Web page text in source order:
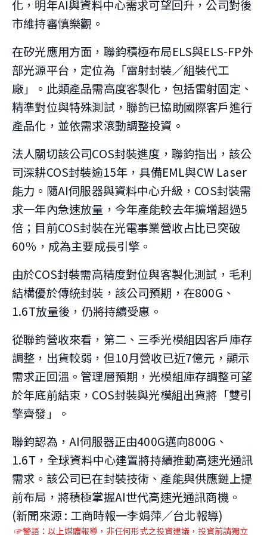
化，明年AI與資料中心需求可望回升，公司對後
市維持審慎樂觀。
在矽光應用方面，聯鈞積極布局ELS與ELS-FP外
部光源平台，定位為「雷射封裝／組裝代工
廠」。此類產品需高度客製化，包括雷射固定、
精準對位與特殊測試，聯鈞已協助國際客戶進行
產品化，並依需求滾動調整投資。
法人關切該公司COS封裝進度，聯鈞指出，該公
司深耕COS封裝逾15年，具備EML與CW Laser
能力。隨AI伺服器與資料中心升級，COS封裝需
求一年內急速放量，今年產能較去年擴增超過5
倍；目前COS封裝在光電事業營收占比已突破
60％，成為主要成長引擎。
由於COS封裝需高精度對位與客製化測試，毛利
結構優於傳統封裝，該公司預期，在800G、
1.6T放量後，仍將持續受惠。
從聯鈞營收來看，第二、三季光模組因客戶庫存
調整，出貨較弱，但10月營收已近7億元，顯示
需求正回溫。管理層預期，光模組庫存調整可望
於年底前結束，COS封裝與光模組出貨將「雙引
擎齊發」。
聯鈞認為，AI伺服器正由400G邁向800G、
1.6T，全球資料中心建置將持續推動高速光通訊
需求。該公司已在封裝技術、產能與供應鏈上提
前布局，將積極掌握AI世代高速光通訊商機。
(新聞來源 : 工商時報一李娟萍／台北報導)
☞警語：以上媒體報導，非任何形式之投資建議，投資前請獨立